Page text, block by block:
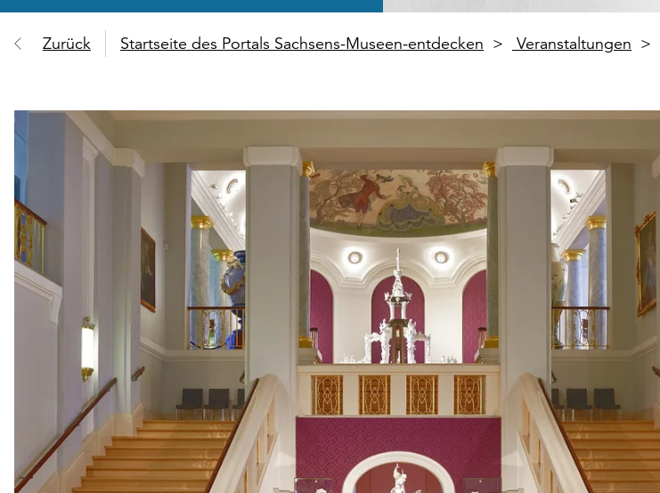
Zurück Startseite des Portals Sachsens-Museen-entdecken Veranstaltungen